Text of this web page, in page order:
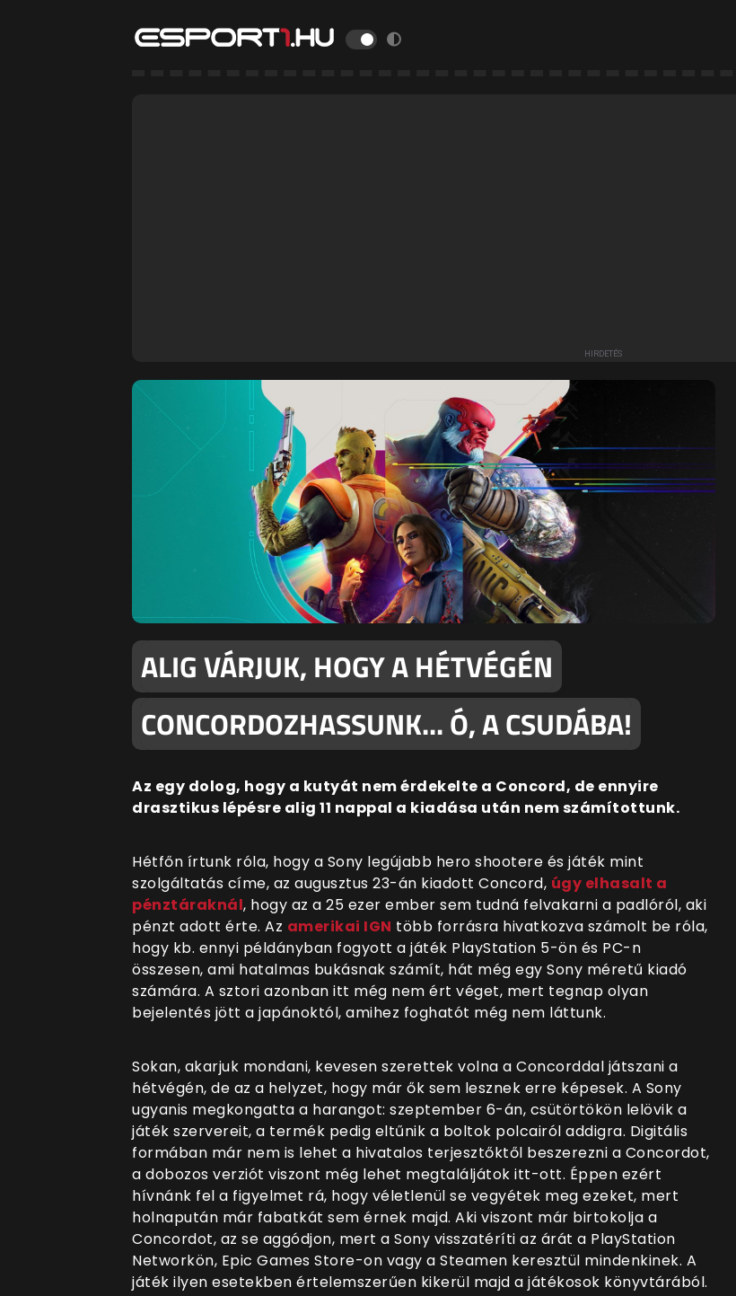
ALIG VÁRJUK, HOGY A HÉTVÉGÉN
CONCORDOZHASSUNK... Ó, A CSUDÁBA!
Az egy dolog, hogy a kutyát nem érdekelte a Concord, de ennyire
drasztikus lépésre alig 11 nappal a kiadása után nem számítottunk.
Hétfőn írtunk róla, hogy a Sony legújabb hero shootere és játék mint
szolgáltatás címe, az augusztus 23-án kiadott Concord, úgy elhasalt a
pénztáraknál, hogy az a 25 ezer ember sem tudná felvakarni a padlóról, aki
pénzt adott érte. Az amerikai IGN több forrásra hivatkozva számolt be róla,
hogy kb. ennyi példányban fogyott a játék PlayStation 5-ön és PC-n
összesen, ami hatalmas bukásnak számít, hát még egy Sony méretű kiadó
számára. A sztori azonban itt még nem ért véget, mert tegnap olyan
bejelentés jött a japánoktól, amihez foghatót még nem láttunk.
Sokan, akarjuk mondani, kevesen szerettek volna a Concorddal játszani a
hétvégén, de az a helyzet, hogy már ők sem lesznek erre képesek. A Sony
ugyanis megkongatta a harangot: szeptember 6-án, csütörtökön lelövik a
játék szervereit, a termék pedig eltűnik a boltok polcairól addigra. Digitális
formában már nem is lehet a hivatalos terjesztőktől beszerezni a Concordot,
a dobozos verziót viszont még lehet megtaláljátok itt-ott. Éppen ezért
hívnánk fel a figyelmet rá, hogy véletlenül se vegyétek meg ezeket, mert
holnapután már fabatkát sem érnek majd. Aki viszont már birtokolja a
Concordot, az se aggódjon, mert a Sony visszatéríti az árát a PlayStation
Networkön, Epic Games Store-on vagy a Steamen keresztül mindenkinek. A
játék ilyen esetekben értelemszerűen kikerül majd a játékosok könyvtárából.